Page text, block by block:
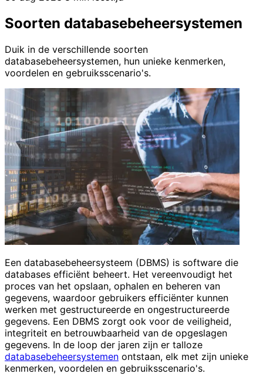
Soorten databasebeheersystemen
Duik in de verschillende soorten
databasebeheersystemen, hun unieke kenmerken,
voordelen en gebruiksscenario's.
Een databasebeheersysteem (DBMS) is software die
databases efficiënt beheert. Het vereenvoudigt het
proces van het opslaan, ophalen en beheren van
gegevens, waardoor gebruikers efficiënter kunnen
werken met gestructureerde en ongestructureerde
gegevens. Een DBMS zorgt ook voor de veiligheid,
integriteit en betrouwbaarheid van de opgeslagen
gegevens. In de loop der jaren zijn er talloze
databasebeheersystemen ontstaan, elk met zijn unieke
kenmerken, voordelen en gebruiksscenario's.